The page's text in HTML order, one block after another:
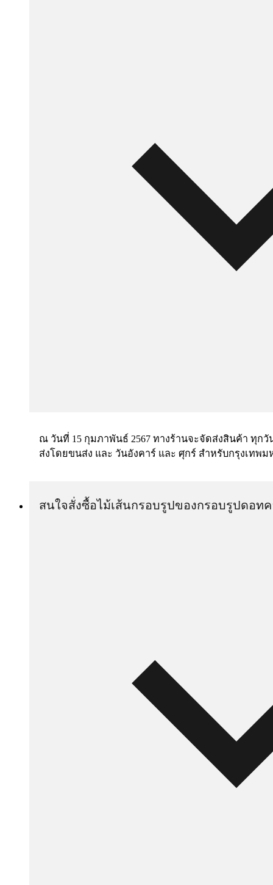
ณ วันที่ 15 กุมภาพันธ์ 2567 ทางร้านจะจัดส่งสินค้า ทุก
ส่งโดยขนส่ง และ วันอังคาร์ และ ศุกร์ สำหรับกรุงเทพ
สนใจสั่งซื้อไม้เส้นกรอบรูปของกรอบรูปดอท